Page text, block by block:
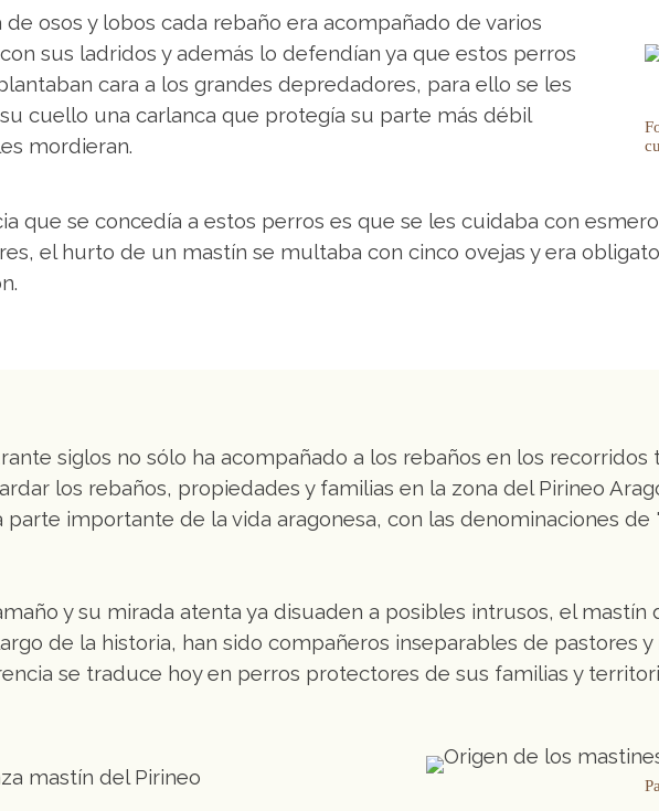
osos y lobos cada rebaño era acompañado de varios
sus ladridos y además lo defendían ya que estos perros
cara a los grandes depredadores, para ello se les
cuello una carlanca que protegía su parte más débil
mordieran.
que se concedía a estos perros es que se les cuidaba con
el hurto de un mastín se multaba con cinco ovejas y era
siglos no sólo ha acompañado a los rebaños en los
los rebaños, propiedades y familias en la zona del Pirineo
importante de la vida aragonesa, con las denominaciones
y su mirada atenta ya disuaden a posibles intrusos, el
de la historia, han sido compañeros inseparables de pastores
se traduce hoy en perros protectores de sus familias y